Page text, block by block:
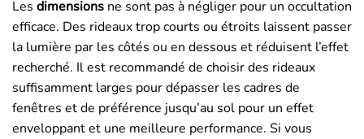
Les dimensions ne sont pas à négliger pour un occultation
efficace. Des rideaux trop courts ou étroits laissent passer
la lumière par les côtés ou en dessous et réduisent l’effet
recherché. Il est recommandé de choisir des rideaux
suffisamment larges pour dépasser les cadres de
fenêtres et de préférence jusqu’au sol pour un effet
enveloppant et une meilleure performance. Si vous